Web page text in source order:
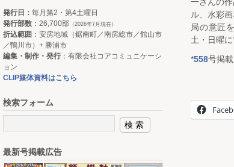
ル、水彩
局の意匠
土・日曜に
*558号掲載
発行日： 毎月第2・第4土曜日
発行部数 ：26,700部 （2026年7月現在）
折込範囲 ：安房地域（鋸南町／南房総市／館山市
／鴨川市）+ 勝浦市
編集・制作・発行：有限会社コアコミュニケーシ
ョン
CLIP媒体資料はこちら
検索フォーム
最新号掲載広告